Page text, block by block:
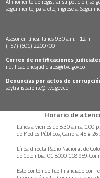
Al momento de registrar su petición, se
seguimiento, para ello, ingrese a:
Asesor en línea: lunes 9:30 a.m. - 12 m
(+57) (601) 2200700
Correo de notificaciones
notificacionesjudiciales@rtvc.gov.co
Denuncias por actos de
soytransparente@rtvc.gov.co
Horario de
Lunes a viernes de 8:30 a.m.a 1:00
de Medios Públicos, Carrera 45 # 26-
Línea directa Radio Nacional de
de Colombia: 01 8000 118 959.
Este contenido fue financiado con